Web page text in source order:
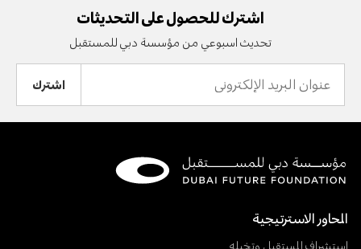
اشترك للحصول على التحديثات
تحديث اسبوعي من مؤسسة دبي للمستقبل
البريد
الإلكتروني
المحاور الاسترتيجية
استشراف المستقبل وتخيله